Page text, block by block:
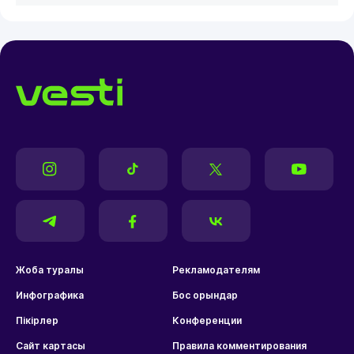
Жоба туралы Рекламодателям
Инфографика Бос орындар
Пікірлер Конференции
Сайт картасы Правила комментирования